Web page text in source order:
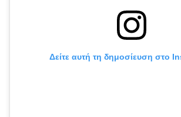
Δείτε αυτή τη δημοσίευση στο